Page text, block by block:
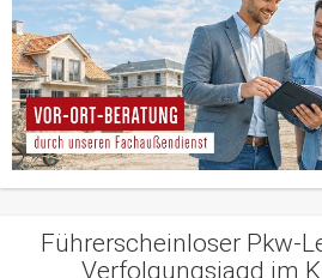
Führerscheinloser Pkw-
Verfolgungsjagd im